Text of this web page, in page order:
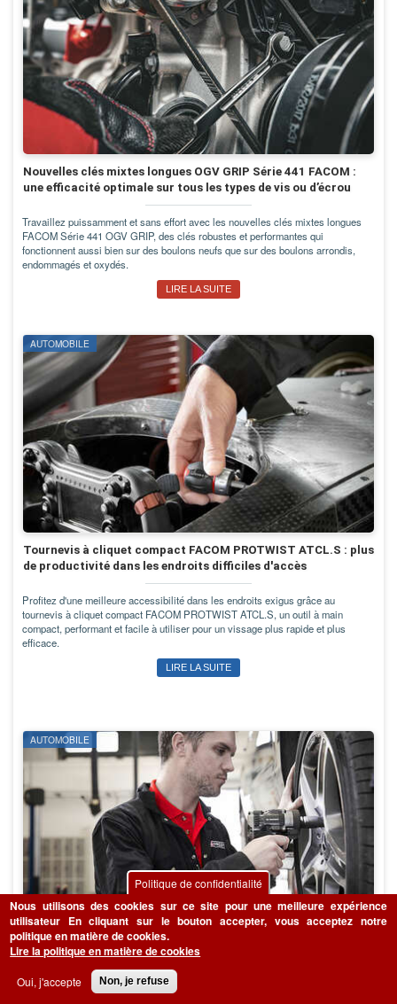
Nouvelles clés mixtes longues OGV GRIP Série 441 FACOM :
une efficacité optimale sur tous les types de vis ou d’écrou
Travaillez puissamment et sans effort avec les nouvelles clés mixtes longues
FACOM Série 441 OGV GRIP, des clés robustes et performantes qui
fonctionnent aussi bien sur des boulons neufs que sur des boulons arrondis,
endommagés et oxydés.
LIRE LA SUITE
AUTOMOBILE
Tournevis à cliquet compact FACOM PROTWIST ATCL.S : plus
de productivité dans les endroits difficiles d'accès
Profitez d'une meilleure accessibilité dans les endroits exigus grâce au
tournevis à cliquet compact FACOM PROTWIST ATCL.S, un outil à main
compact, performant et facile à utiliser pour un vissage plus rapide et plus
efficace.
LIRE LA SUITE
AUTOMOBILE
NS.2500G, NS.3100G et NS.3500G FACOM, une gamme
complète de clés à chocs pneumatiques pour les
professionnels
Politique de confidentialité
Nous utilisons des cookies sur ce site pour une meilleure expérience
utilisateur En cliquant sur le bouton accepter, vous acceptez notre
politique en matière de cookies.
Lire la politique en matière de cookies
Oui, j'accepte Non, je refuse